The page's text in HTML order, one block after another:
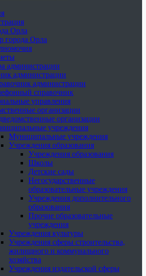
Орла
города Орла
администрации
администрации
администрации
справочник
управления
организации
организации
учреждения
Муниципальные учреждения
Учреждения образования
Учреждения образования
Школы
Детские сады
Негосударственные
образовательные учреждения
Учреждения дополнительного
образования
Прочие образовательные
учреждения
Учреждения культуры
Учреждения сферы строительства,
жилищного и коммунального
хозяйства
Учреждения издательской сферы